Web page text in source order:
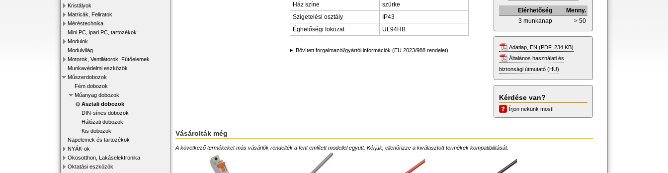
Kristályok
Matricák, Feliratok
Méréstechnika
Mini PC, ipari PC, tartozékok
Modulok
Modulvilág
Motorok, Ventilátorok, Fűtőelemek
Munkavédelmi eszközök
Műszerdobozok
Fém dobozok
Műanyag dobozok
Asztali dobozok
DIN-sínes dobozok
Hálózati dobozok
Kis dobozok
Napelemek és tartozékok
NYÁK-ok
Okosotthon, Lakáselektronika
Oktatási eszközök
Ház színe
szürke
Szigetelési osztály
IP43
Éghetőségi fokozat
UL94HB
Bővített forgalmazói/gyártói információk (EU 2023/988 rendelet)
Elérhetőség
Menny.
3 munkanap
> 50
Adatlap, EN (PDF, 234 KB)
Általános használati és
biztonsági útmutató (HU)
Kérdése van?
Írjon nekünk most!
Vásárolták még
A következő termékeket más vásárlók rendelték a fent említett modellel együtt. Kérjük, ellenőrizze a kiválasztott termékek kompatibilitását.